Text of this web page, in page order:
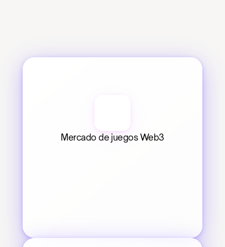
Mercado de juegos Web3